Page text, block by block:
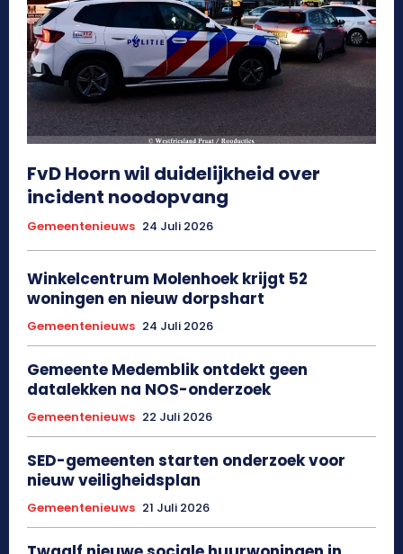
FvD Hoorn wil duidelijkheid over
incident noodopvang
Gemeentenieuws 24 Juli 2026
Winkelcentrum Molenhoek krijgt 52
woningen en nieuw dorpshart
Gemeentenieuws 24 Juli 2026
Gemeente Medemblik ontdekt geen
datalekken na NOS-onderzoek
Gemeentenieuws 22 Juli 2026
SED-gemeenten starten onderzoek voor
nieuw veiligheidsplan
Gemeentenieuws 21 Juli 2026